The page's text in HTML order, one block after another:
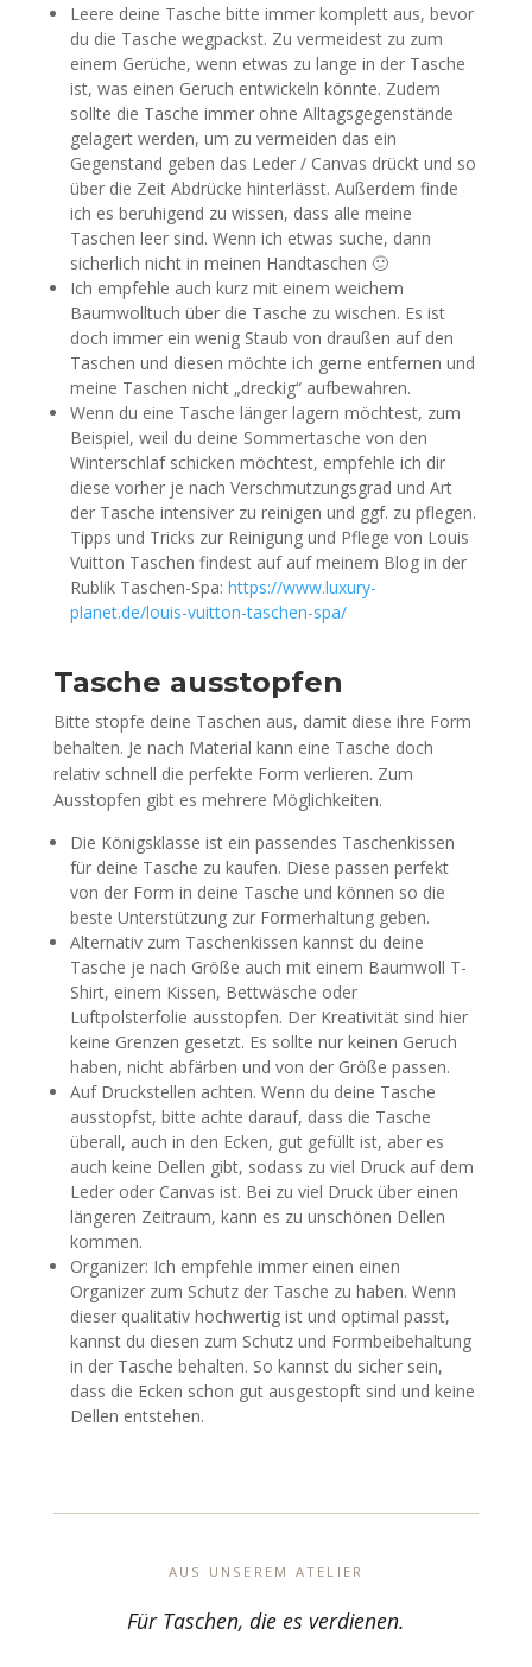
Leere deine Tasche bitte immer komplett aus, bevor
du die Tasche wegpackst. Zu vermeidest zu zum
einem Gerüche, wenn etwas zu lange in der Tasche
ist, was einen Geruch entwickeln könnte. Zudem
sollte die Tasche immer ohne Alltagsgegenstände
gelagert werden, um zu vermeiden das ein
Gegenstand geben das Leder / Canvas drückt und so
über die Zeit Abdrücke hinterlässt. Außerdem finde
ich es beruhigend zu wissen, dass alle meine
Taschen leer sind. Wenn ich etwas suche, dann
sicherlich nicht in meinen Handtaschen 🙂
Ich empfehle auch kurz mit einem weichem
Baumwolltuch über die Tasche zu wischen. Es ist
doch immer ein wenig Staub von draußen auf den
Taschen und diesen möchte ich gerne entfernen und
meine Taschen nicht „dreckig“ aufbewahren.
Wenn du eine Tasche länger lagern möchtest, zum
Beispiel, weil du deine Sommertasche von den
Winterschlaf schicken möchtest, empfehle ich dir
diese vorher je nach Verschmutzungsgrad und Art
der Tasche intensiver zu reinigen und ggf. zu pflegen.
Tipps und Tricks zur Reinigung und Pflege von Louis
Vuitton Taschen findest auf auf meinem Blog in der
Rublik Taschen-Spa: https://www.luxury-
planet.de/louis-vuitton-taschen-spa/
Tasche ausstopfen
Bitte stopfe deine Taschen aus, damit diese ihre Form
behalten. Je nach Material kann eine Tasche doch
relativ schnell die perfekte Form verlieren. Zum
Ausstopfen gibt es mehrere Möglichkeiten.
Die Königsklasse ist ein passendes Taschenkissen
für deine Tasche zu kaufen. Diese passen perfekt
von der Form in deine Tasche und können so die
beste Unterstützung zur Formerhaltung geben.
Alternativ zum Taschenkissen kannst du deine
Tasche je nach Größe auch mit einem Baumwoll T-
Shirt, einem Kissen, Bettwäsche oder
Luftpolsterfolie ausstopfen. Der Kreativität sind hier
keine Grenzen gesetzt. Es sollte nur keinen Geruch
haben, nicht abfärben und von der Größe passen.
Auf Druckstellen achten. Wenn du deine Tasche
ausstopfst, bitte achte darauf, dass die Tasche
überall, auch in den Ecken, gut gefüllt ist, aber es
auch keine Dellen gibt, sodass zu viel Druck auf dem
Leder oder Canvas ist. Bei zu viel Druck über einen
längeren Zeitraum, kann es zu unschönen Dellen
kommen.
Organizer: Ich empfehle immer einen einen
Organizer zum Schutz der Tasche zu haben. Wenn
dieser qualitativ hochwertig ist und optimal passt,
kannst du diesen zum Schutz und Formbeibehaltung
in der Tasche behalten. So kannst du sicher sein,
dass die Ecken schon gut ausgestopft sind und keine
Dellen entstehen.
AUS UNSEREM ATELIER
Für Taschen, die es verdienen.